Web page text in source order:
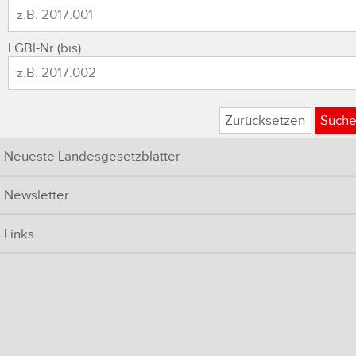
LGBl-Nr (bis)
Zurücksetzen
Neueste Landesgesetzblätter
Newsletter
Links